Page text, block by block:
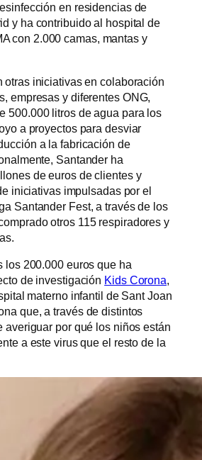
en residencias de
y ha contribuido al hospital de
con 2.000 camas, mantas y
otras iniciativas en colaboración
empresas y diferentes ONG,
500.000 litros de agua para los
a proyectos para desviar
a la fabricación de
Santander ha
de euros de clientes y
iniciativas impulsadas por el
Santander Fest, a través de los
otros 115 respiradores y
los 200.000 euros que ha
de investigación Kids Corona,
materno infantil de Sant Joan
que, a través de distintos
averiguar por qué los niños están
a este virus que el resto de la